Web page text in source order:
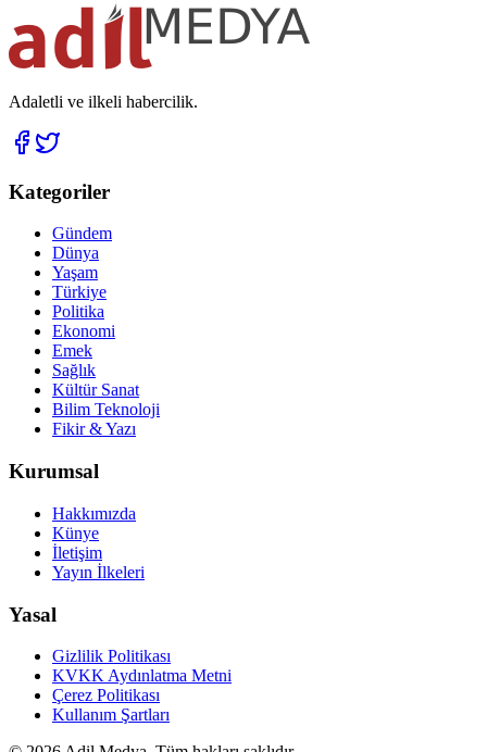
Adaletli ve ilkeli habercilik.
Kategoriler
Gündem
Dünya
Yaşam
Türkiye
Politika
Ekonomi
Emek
Sağlık
Kültür Sanat
Bilim Teknoloji
Fikir & Yazı
Kurumsal
Hakkımızda
Künye
İletişim
Yayın İlkeleri
Yasal
Gizlilik Politikası
KVKK Aydınlatma Metni
Çerez Politikası
Kullanım Şartları